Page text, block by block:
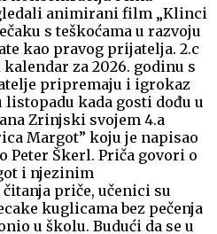
animirani film „Klinci
s teškoćama u razvoju
kao pravog prijatelja. 2.c
za 2026. godinu s
pripremaju i igrokaz
kada gosti dođu u
Zrinjski svojem 4.a
Margot” koju je napisao
Peter Škerl. Priča govori o
i njezinim
priče, učenici su
kuglicama bez pečenja
u školu. Budući da se u